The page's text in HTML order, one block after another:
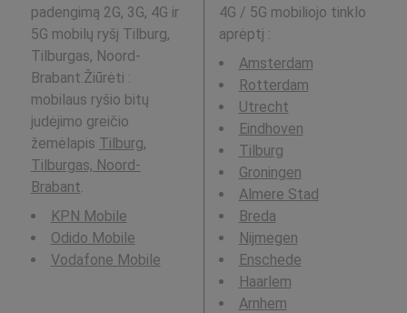
padengimą 2G, 3G, 4G ir
5G mobilų ryšį Tilburg,
Tilburgas, Noord-
Brabant.Žiūrėti :
mobilaus ryšio bitų
judėjimo greičio
žemėlapis Tilburg,
Tilburgas, Noord-
Brabant
KPN Mobile
Odido Mobile
Vodafone Mobile
4G / 5G mobiliojo tinklo
aprėptį :
Amsterdam
Rotterdam
Utrecht
Eindhoven
Tilburg
Groningen
Almere Stad
Breda
Nijmegen
Enschede
Haarlem
Arnhem